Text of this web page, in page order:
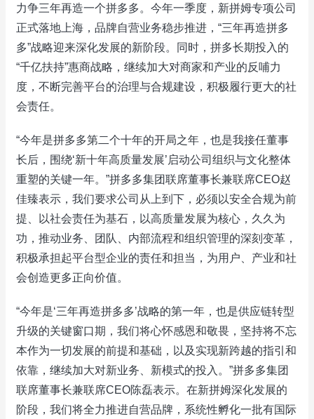
力争三年再造一个拼多多。今年一季度，新拼姆专项公司
正式落地上海，品牌自营业务稳步推进，“三年再造拼多
多”战略迎来深化发展的新阶段。同时，拼多长期投入的
“千亿扶持”惠商战略，继续加大对商家和产业的反哺力
度，不断完善平台的治理与合规建设，积极履行更大的社
会责任。
“今年是拼多多第二个十年的开局之年，也是我接任董事
长后，围绕‘新十年高质量发展’启动公司组织与文化整体
重塑的关键一年。”拼多多集团联席董事长兼联席CEO赵
佳臻表示，我们要求公司从上到下，必须以安全合规为前
提、以社会责任为基石，以高质量发展为核心，久久为
功，推动业务、团队、内部流程和组织管理的深刻变革，
积极承担起平台型企业的责任和担当，为用户、产业和社
会创造更多正向价值。
“今年是‘三年再造拼多多’战略的第一年，也是供应链转型
升级的关键窗口期，我们将心怀感恩和敬畏，坚持将不忘
本作为一切发展的前提和基础，以及实现新跨越的指引和
依靠，继续加大对新业务、新模式的投入。”拼多多集团
联席董事长兼联席CEO陈磊表示。在新拼姆深化发展的
阶段，我们将全力推进自营品牌，系统性孵化一批有国际